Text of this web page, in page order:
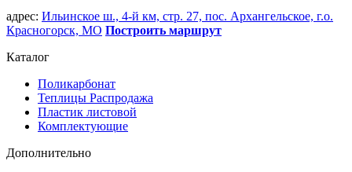
адрес: Ильинское ш., 4-й км, стр. 27, пос. Архангельское, г.о.
Красногорск, МО Построить маршрут
Каталог
Поликарбонат
Теплицы Распродажа
Пластик листовой
Комплектующие
Дополнительно